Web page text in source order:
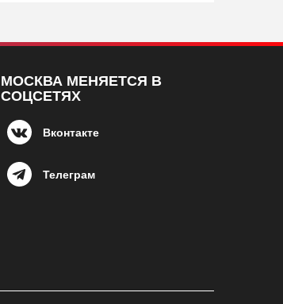
МОСКВА МЕНЯЕТСЯ В
СОЦСЕТЯХ
Вконтакте
Телеграм